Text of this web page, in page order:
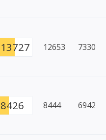
13727 12653 7330
8426 8444 6942